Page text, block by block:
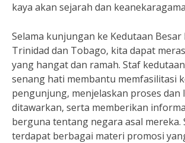
kaya akan sejarah dan
Selama kunjungan ke Kedutaan Besar
Trinidad dan Tobago, kita dapat
yang hangat dan ramah. Staf
senang hati membantu memfasilitasi
pengunjung, menjelaskan proses dan
ditawarkan, serta memberikan
berguna tentang negara asal mereka.
terdapat berbagai materi promosi